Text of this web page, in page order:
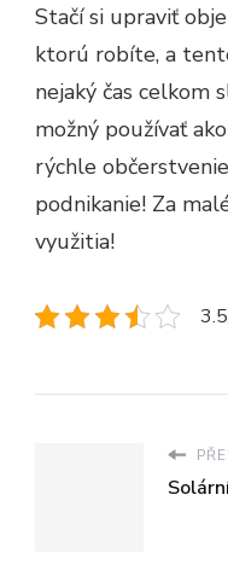
Stačí si upraviť
ktorú robíte, a
nejaký čas celkom
možný používať
rýchle
podnikanie! Za
využitia!